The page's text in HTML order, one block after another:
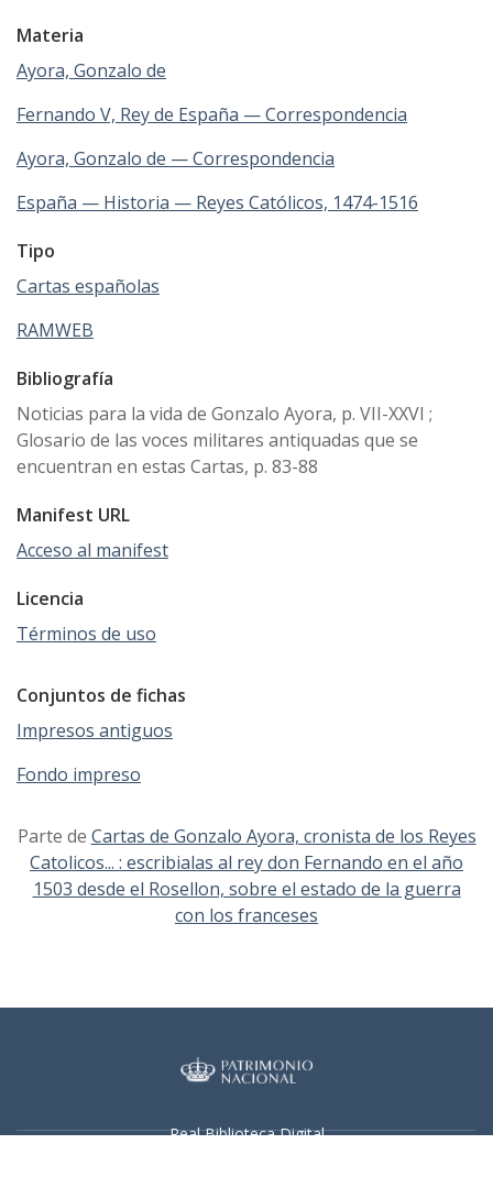
Materia
Ayora, Gonzalo de
Fernando V, Rey de España — Correspondencia
Ayora, Gonzalo de — Correspondencia
España — Historia — Reyes Católicos, 1474-1516
Tipo
Cartas españolas
RAMWEB
Bibliografía
Noticias para la vida de Gonzalo Ayora, p. VII-XXVI ;
Glosario de las voces militares antiquadas que se
encuentran en estas Cartas, p. 83-88
Manifest URL
Acceso al manifest
Licencia
Términos de uso
Conjuntos de fichas
Impresos antiguos
Fondo impreso
Parte de Cartas de Gonzalo Ayora, cronista de los Reyes
Catolicos... : escribialas al rey don Fernando en el año
1503 desde el Rosellon, sobre el estado de la guerra
con los franceses
Real Biblioteca Digital